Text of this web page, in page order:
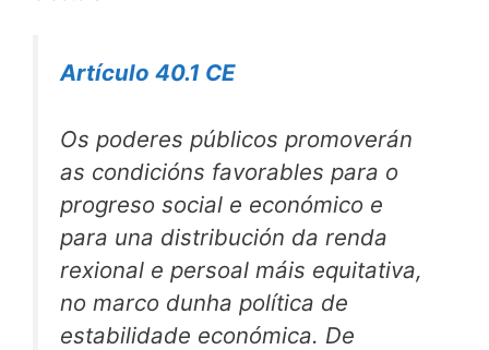
Artículo 40.1 CE
Os poderes públicos promoverán
as condicións favorables para o
progreso social e económico e
para una distribución da renda
rexional e persoal máis equitativa,
no marco dunha política de
estabilidade económica. De